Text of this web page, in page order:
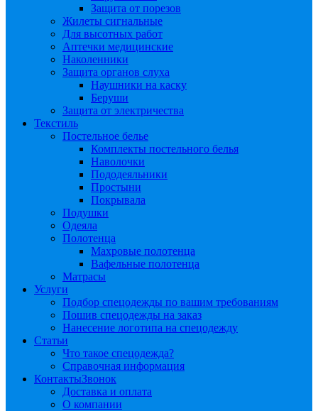
Защита от порезов
Жилеты сигнальные
Для высотных работ
Аптечки медицинские
Наколенники
Защита органов слуха
Наушники на каску
Беруши
Защита от электричества
Текстиль
Постельное белье
Комплекты постельного белья
Наволочки
Пододеяльники
Простыни
Покрывала
Подушки
Одеяла
Полотенца
Махровые полотенца
Вафельные полотенца
Матрасы
Услуги
Подбор спецодежды по вашим требованиям
Пошив спецодежды на заказ
Нанесение логотипа на спецодежду
Статьи
Что такое спецодежда?
Справочная информация
КонтактыЗвонок
Доставка и оплата
О компании